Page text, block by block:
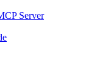
Server